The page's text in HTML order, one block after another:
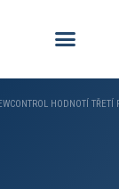
HODNOTÍ TŘETÍ